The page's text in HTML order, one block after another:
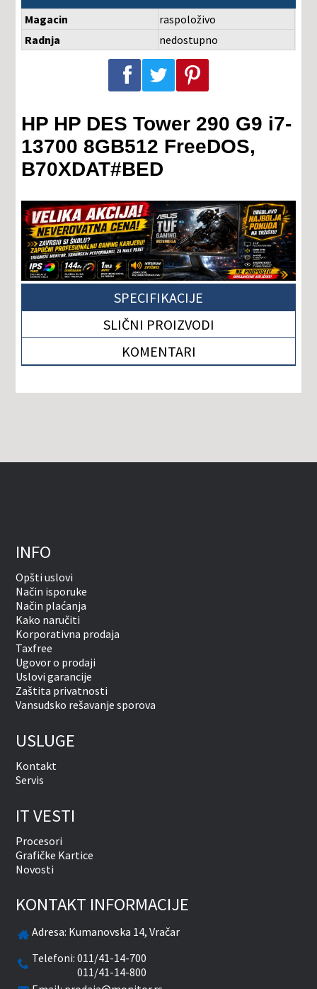
Magacin
raspoloživo
Radnja
nedostupno
Podeli na Facebook-u Podeli na Twitter-u Podeli na Pinterest-u
HP HP DES Tower 290 G9 i7-
13700 8GB512 FreeDOS,
B70XDAT#BED
SPECIFIKACIJE
SLIČNI PROIZVODI
KOMENTARI
INFO
Opšti uslovi
Način isporuke
Način plaćanja
Kako naručiti
Korporativna prodaja
Taxfree
Ugovor o prodaji
Uslovi garancije
Zaštita privatnosti
Vansudsko rešavanje sporova
USLUGE
Kontakt
Servis
IT VESTI
Procesori
Grafičke Kartice
Novosti
KONTAKT INFORMACIJE
Adresa: Kumanovska 14, Vračar
Telefoni:011/41-14-700
011/41-14-800